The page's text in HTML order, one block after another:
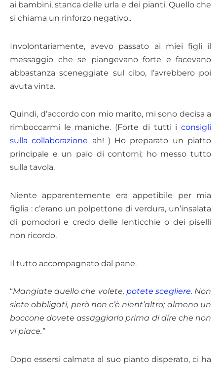
ai bambini, stanca delle urla e dei pianti. Quello che
si chiama un rinforzo negativo..
Involontariamente, avevo passato ai miei figli il
messaggio che se piangevano forte e facevano
abbastanza sceneggiate sul cibo, l’avrebbero poi
avuta vinta.
Quindi, d’accordo con mio marito, mi sono decisa a
rimboccarmi le maniche. (Forte di tutti i consigli
sulla collaborazione ah! ) Ho preparato un piatto
principale e un paio di contorni; ho messo tutto
sulla tavola.
Niente apparentemente era appetibile per mia
figlia : c’erano un polpettone di verdura, un’insalata
di pomodori e credo delle lenticchie o dei piselli
non ricordo.
Il tutto accompagnato dal pane.
“Mangiate quello che volete, potete scegliere. Non
siete obbligati, però non c’è nient’altro; almeno un
boccone dovete assaggiarlo prima di dire che non
vi piace.”
Dopo essersi calmata al suo pianto disperato, ci ha